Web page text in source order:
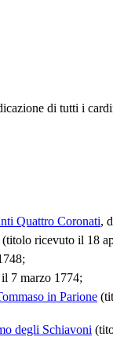
di tutti i
Quattro Coronati,
(titolo ricevuto il 18
7 marzo 1774;
in Parione
degli Schiavoni